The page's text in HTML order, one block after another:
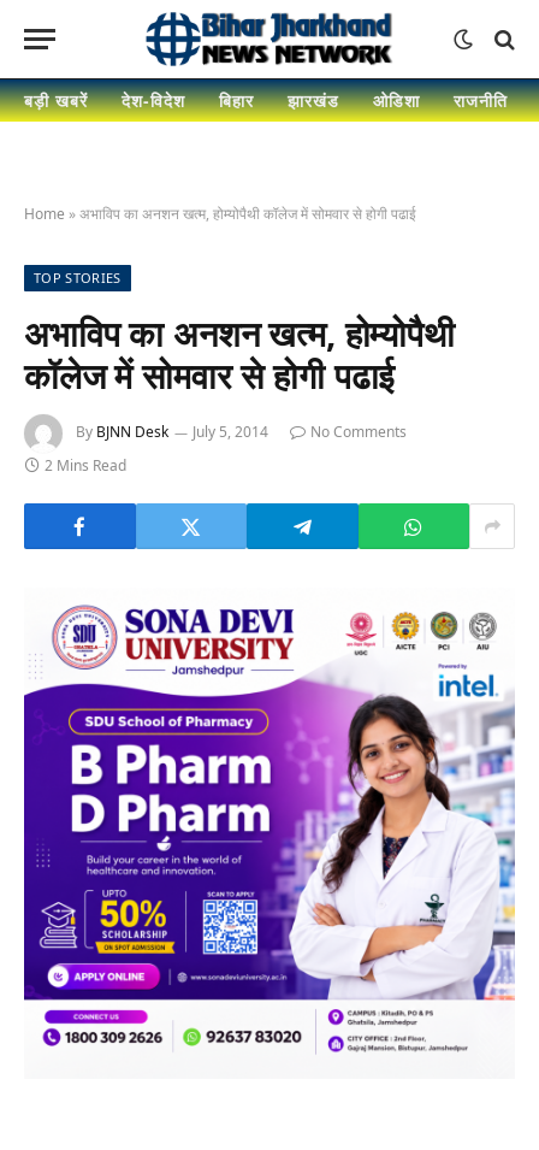
बड़ी खबरें देश-विदेश बिहार झारखंड ओडिशा राजनीति
Home »अभाविप का अनशन खत्म, होम्योपैथी कॉलेज में सोमवार से होगी पढाई
TOP STORIES
अभाविप का अनशन खत्म, होम्योपैथी
कॉलेज में सोमवार से होगी पढाई
By BJNN Desk July 5, 2014
No Comments
2 Mins Read